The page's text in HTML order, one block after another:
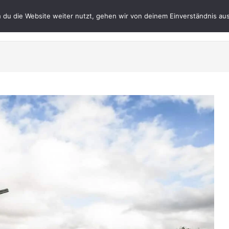
Datenschutz
du die Website weiter nutzt, gehen wir von deinem Einverständnis